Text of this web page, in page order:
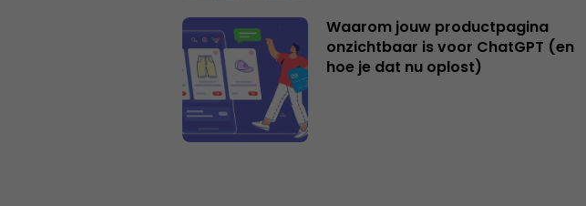
Waarom jouw productpagina
onzichtbaar is voor ChatGPT (en
hoe je dat nu oplost)